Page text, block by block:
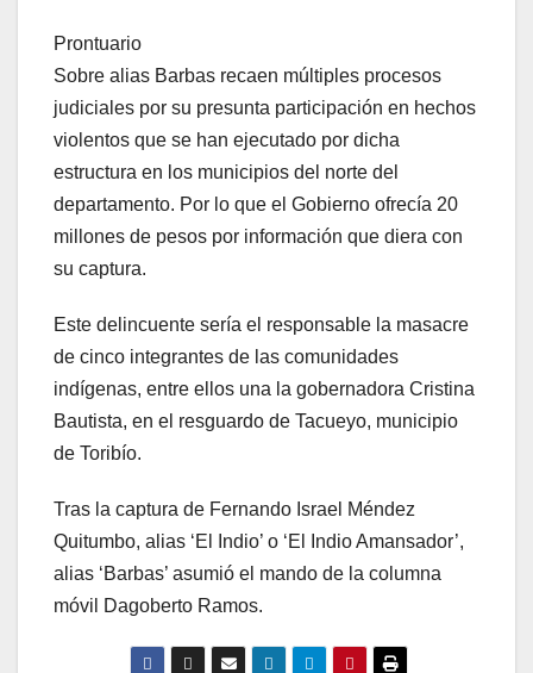
Prontuario
Sobre alias Barbas recaen múltiples procesos
judiciales por su presunta participación en hechos
violentos que se han ejecutado por dicha
estructura en los municipios del norte del
departamento. Por lo que el Gobierno ofrecía 20
millones de pesos por información que diera con
su captura.
Este delincuente sería el responsable la masacre
de cinco integrantes de las comunidades
indígenas, entre ellos una la gobernadora Cristina
Bautista, en el resguardo de Tacueyo, municipio
de Toribío.
Tras la captura de Fernando Israel Méndez
Quitumbo, alias ‘El Indio’ o ‘El Indio Amansador’,
alias ‘Barbas’ asumió el mando de la columna
móvil Dagoberto Ramos.